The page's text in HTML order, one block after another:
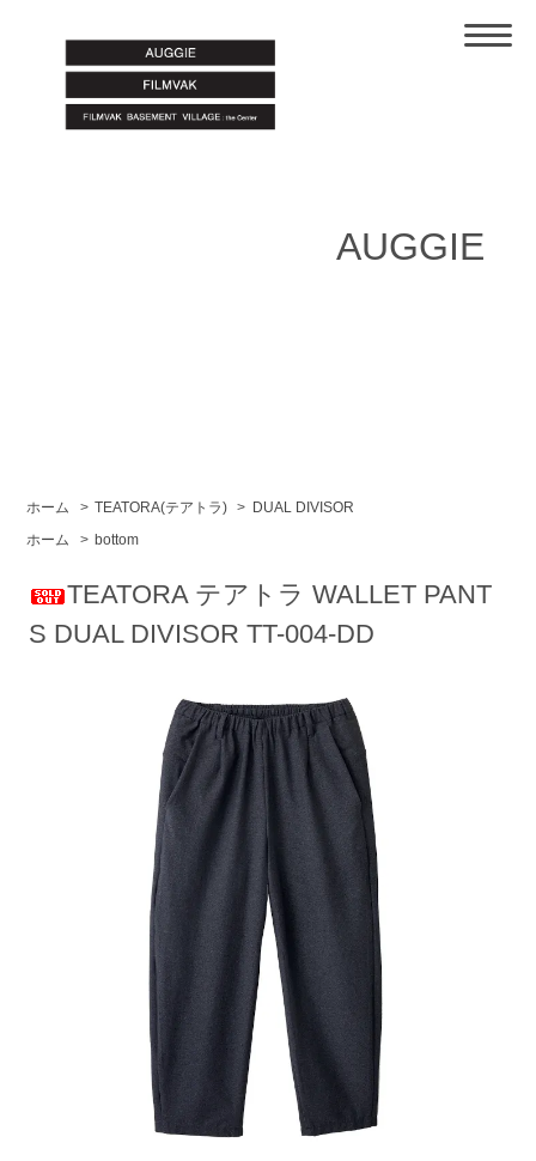
AUGGIE
ホーム > TEATORA(テアトラ) > DUAL DIVISOR
ホーム
> bottom
TEATORA テアトラ WALLET PANT
S DUAL DIVISOR TT-004-DD